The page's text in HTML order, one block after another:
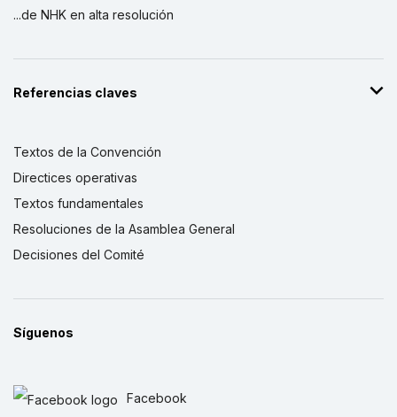
...de NHK en alta resolución
Referencias claves
Textos de la Convención
Directices operativas
Textos fundamentales
Resoluciones de la Asamblea General
Decisiones del Comité
Síguenos
Facebook